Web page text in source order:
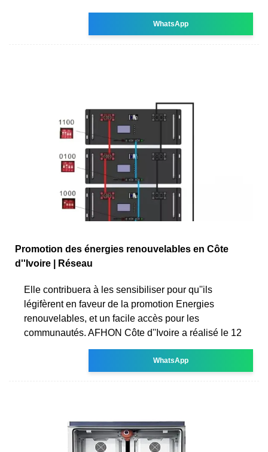
WhatsApp
Promotion des énergies renouvelables en Côte
d''Ivoire | Réseau
Elle contribuera à les sensibiliser pour qu''ils
légifèrent en faveur de la promotion Energies
renouvelables, et un facile accès pour les
communautés. AFHON Côte d''Ivoire a réalisé le 12
WhatsApp